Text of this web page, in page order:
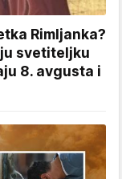
Rimljanka?
svetiteljku
8. avgusta i